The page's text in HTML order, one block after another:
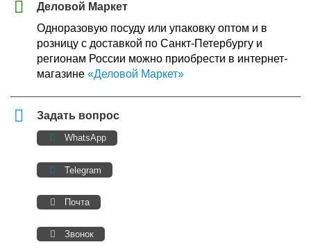
Деловой Маркет
Одноразовую посуду или упаковку оптом и в
розницу с доставкой по Санкт-Петербургу и
регионам России можно приобрести в интернет-
магазине «Деловой Маркет»
Задать вопрос
WhatsApp
Telegram
Почта
Звонок